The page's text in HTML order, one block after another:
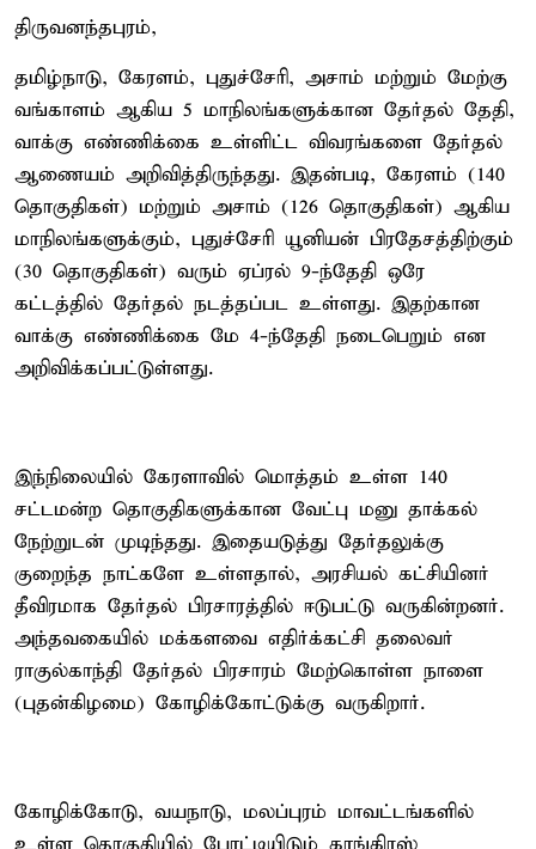
திருவனந்தபுரம்,
தமிழ்நாடு, கேரளம், புதுச்சேரி, அசாம் மற்றும் மேற்கு
வங்காளம் ஆகிய 5 மாநிலங்களுக்கான தேர்தல் தேதி,
வாக்கு எண்ணிக்கை உள்ளிட்ட விவரங்களை தேர்தல்
ஆணையம் அறிவித்திருந்தது. இதன்படி, கேரளம் (140
தொகுதிகள்) மற்றும் அசாம் (126 தொகுதிகள்) ஆகிய
மாநிலங்களுக்கும், புதுச்சேரி யூனியன் பிரதேசத்திற்கும்
(30 தொகுதிகள்) வரும் ஏப்ரல் 9-ந்தேதி ஒரே
கட்டத்தில் தேர்தல் நடத்தப்பட உள்ளது. இதற்கான
வாக்கு எண்ணிக்கை மே 4-ந்தேதி நடைபெறும் என
அறிவிக்கப்பட்டுள்ளது.
இந்நிலையில் கேரளாவில் மொத்தம் உள்ள 140
சட்டமன்ற தொகுதிகளுக்கான வேட்பு மனு தாக்கல்
நேற்றுடன் முடிந்தது. இதையடுத்து தேர்தலுக்கு
குறைந்த நாட்களே உள்ளதால், அரசியல் கட்சியினர்
தீவிரமாக தேர்தல் பிரசாரத்தில் ஈடுபட்டு வருகின்றனர்.
அந்தவகையில் மக்களவை எதிர்க்கட்சி தலைவர்
ராகுல்காந்தி தேர்தல் பிரசாரம் மேற்கொள்ள நாளை
(புதன்கிழமை) கோழிக்கோட்டுக்கு வருகிறார்.
கோழிக்கோடு, வயநாடு, மலப்புரம் மாவட்டங்களில்